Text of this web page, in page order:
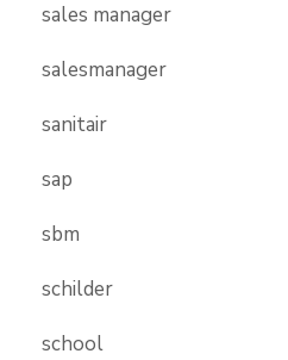
sales manager
salesmanager
sanitair
sap
sbm
schilder
school